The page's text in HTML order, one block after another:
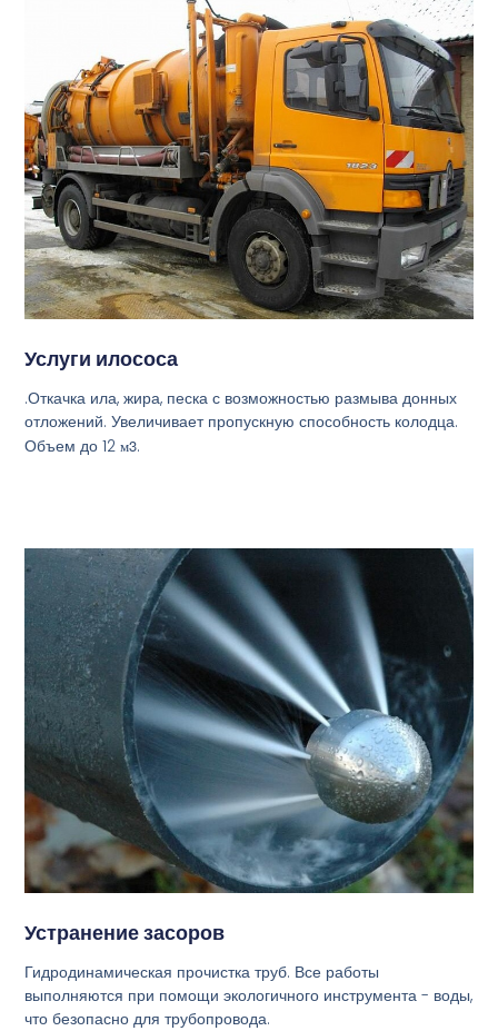
Услуги илососа
.Откачка ила, жира, песка с возможностью размыва донных
отложений. Увеличивает пропускную способность колодца.
Объем до 12м3.
Устранение засоров
Гидродинамическая прочистка труб. Все работы
выполняются при помощи экологичного инструмента - воды,
что безопасно для трубопровода.